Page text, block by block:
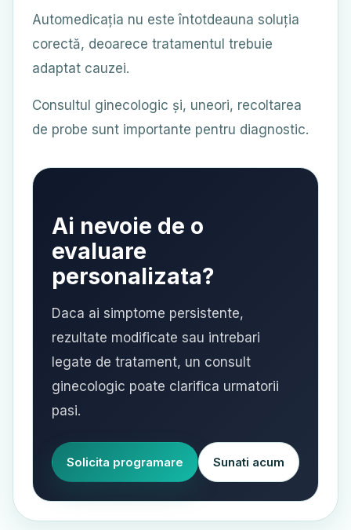
Automedicația nu este întotdeauna soluția
corectă, deoarece tratamentul trebuie
adaptat cauzei.
Consultul ginecologic și, uneori, recoltarea
de probe sunt importante pentru diagnostic.
Ai nevoie de o
evaluare
personalizata?
Daca ai simptome persistente,
rezultate modificate sau intrebari
legate de tratament, un consult
ginecologic poate clarifica urmatorii
pasi.
Solicita programare Sunati acum